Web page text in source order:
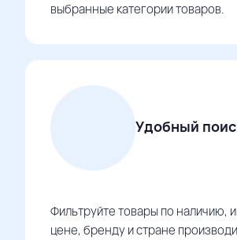
выбранные категории товаров.
Удобный
Фильтруйте товары по наличию,
цене, бренду и стране